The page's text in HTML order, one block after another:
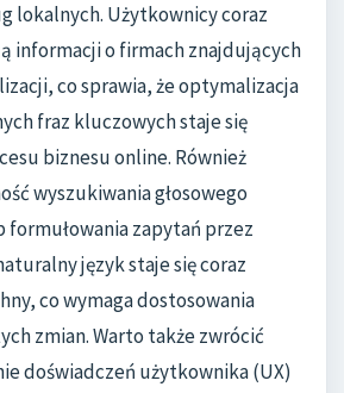
lokalnych. Użytkownicy coraz
informacji o firmach znajdujących
co sprawia, że optymalizacja
fraz kluczowych staje się
biznesu online. Również
wyszukiwania głosowego
formułowania zapytań przez
język staje się coraz
co wymaga dostosowania
zmian. Warto także zwrócić
doświadczeń użytkownika (UX)